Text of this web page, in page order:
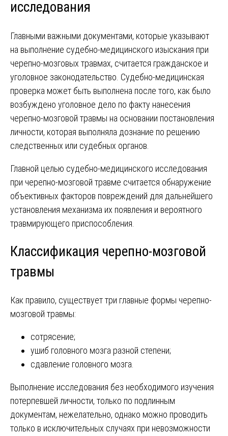
исследования
Главными важными документами, которые указывают
на выполнение судебно-медицинского изыскания при
черепно-мозговых травмах, считается гражданское и
уголовное законодательство. Судебно-медицинская
проверка может быть выполнена после того‚ как было
возбуждено уголовное дело по факту нанесения
черепно-мозговой травмы на основании постановления
личности, которая выполняла дознание по решению
следственных или судебных органов.
Главной целью судебно-медицинского исследования
при черепно-мозговой травме считается обнаружение
объективных факторов повреждений для дальнейшего
установления механизма их появления и вероятного
травмирующего приспособления.
Классификация черепно-мозговой
травмы
Как правило, существует три главные формы черепно-
мозговой травмы:
сотрясение;
ушиб головного мозга разной степени;
сдавление головного мозга.
Выполнение исследования без необходимого изучения
потерпевшей личности, только по подлинным
документам, нежелательно, однако можно проводить
только в исключительных случаях при невозможности